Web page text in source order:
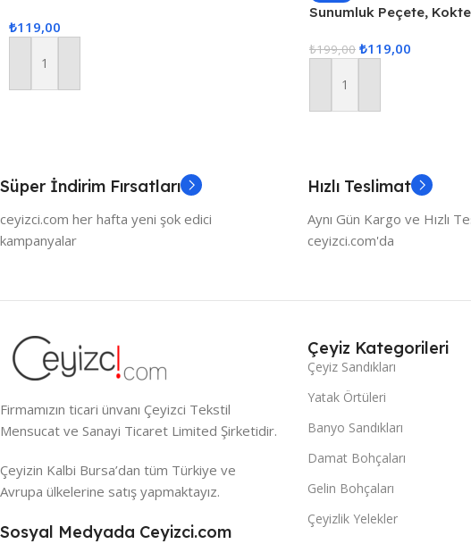
₺119,00
Sepete Ekle
Sunumluk Peçete,
Adet Sunum Peçetesi
₺199,00 ₺119,00
Sepete Ekle
Süper İndirim Fırsatları
ceyizci.com her hafta yeni şok edici
kampanyalar
Hızlı Teslimat
Aynı Gün Kargo ve Hızlı
ceyizci.com'da
Firmamızın ticari ünvanı Çeyizci Tekstil
Mensucat ve Sanayi Ticaret Limited Şirketidir.
Çeyizin Kalbi Bursa’dan tüm Türkiye ve
Avrupa ülkelerine satış yapmaktayız.
Sosyal Medyada Ceyizci.com
Çeyiz Kategorileri
Çeyiz Sandıkları
Yatak Örtüleri
Banyo Sandıkları
Damat Bohçaları
Gelin Bohçaları
Çeyizlik Yelekler